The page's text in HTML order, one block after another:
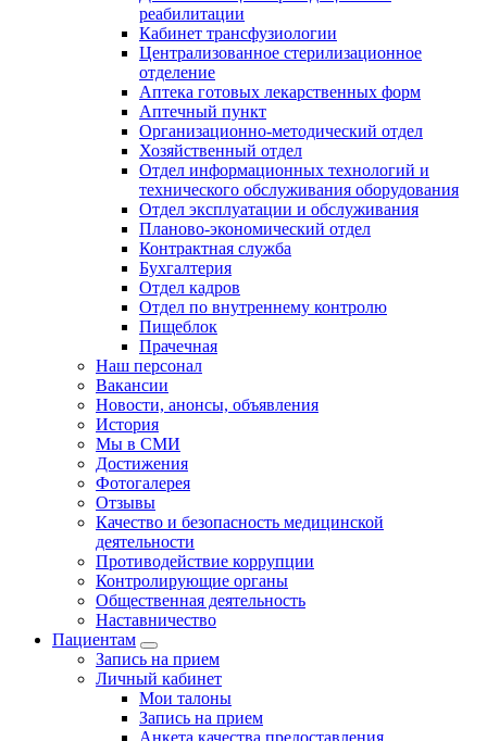
реабилитации
Кабинет трансфузиологии
Централизованное стерилизационное
отделение
Аптека готовых лекарственных форм
Аптечный пункт
Организационно-методический отдел
Хозяйственный отдел
Отдел информационных технологий и
технического обслуживания оборудования
Отдел эксплуатации и обслуживания
Планово-экономический отдел
Контрактная служба
Бухгалтерия
Отдел кадров
Отдел по внутреннему контролю
Пищеблок
Прачечная
Наш персонал
Вакансии
Новости, анонсы, объявления
История
Мы в СМИ
Достижения
Фотогалерея
Отзывы
Качество и безопасность медицинской
деятельности
Противодействие коррупции
Контролирующие органы
Общественная деятельность
Наставничество
Пациентам
Запись на прием
Личный кабинет
Мои талоны
Запись на прием
Анкета качества предоставления